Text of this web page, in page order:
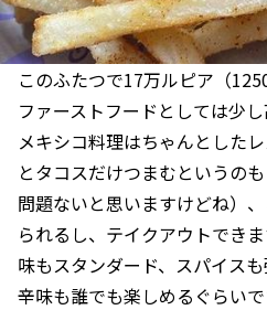
このふたつで17万ルピア（
ファーストフードとしては少
メキシコ料理はちゃんとした
とタコスだけつまむというの
問題ないと思いますけどね）
られるし、テイクアウトできま
味もスタンダード、スパイス
辛味も誰でも楽しめるぐらい